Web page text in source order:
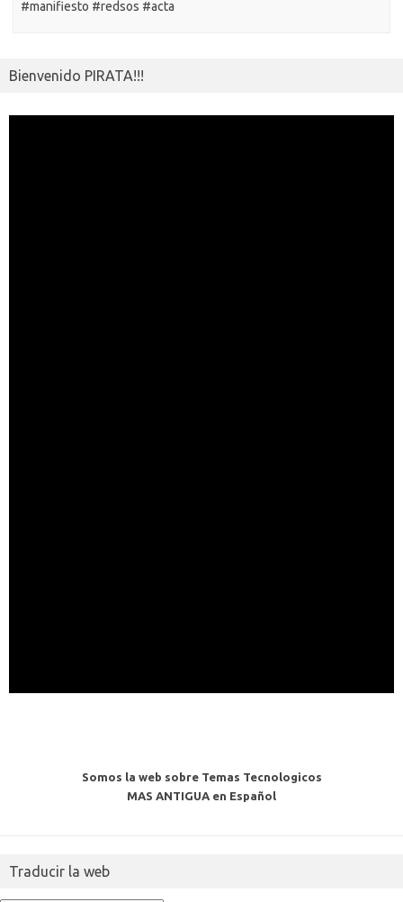
#manifiesto #redsos #acta
Bienvenido PIRATA!!!
Somos la web sobre Temas Tecnologicos
MAS ANTIGUA en Español
Traducir la web